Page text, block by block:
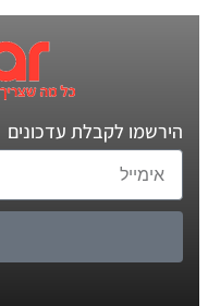
הירשמו לקבלת עדכונים